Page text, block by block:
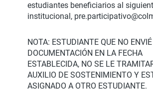
estudiantes beneficiarios al
institucional,
NOTA: ESTUDIANTE QUE NO
DOCUMENTACIÓN EN LA FECHA
ESTABLECIDA, NO SE LE
AUXILIO DE SOSTENIMIENTO Y
ASIGNADO A OTRO ESTUDIANTE.